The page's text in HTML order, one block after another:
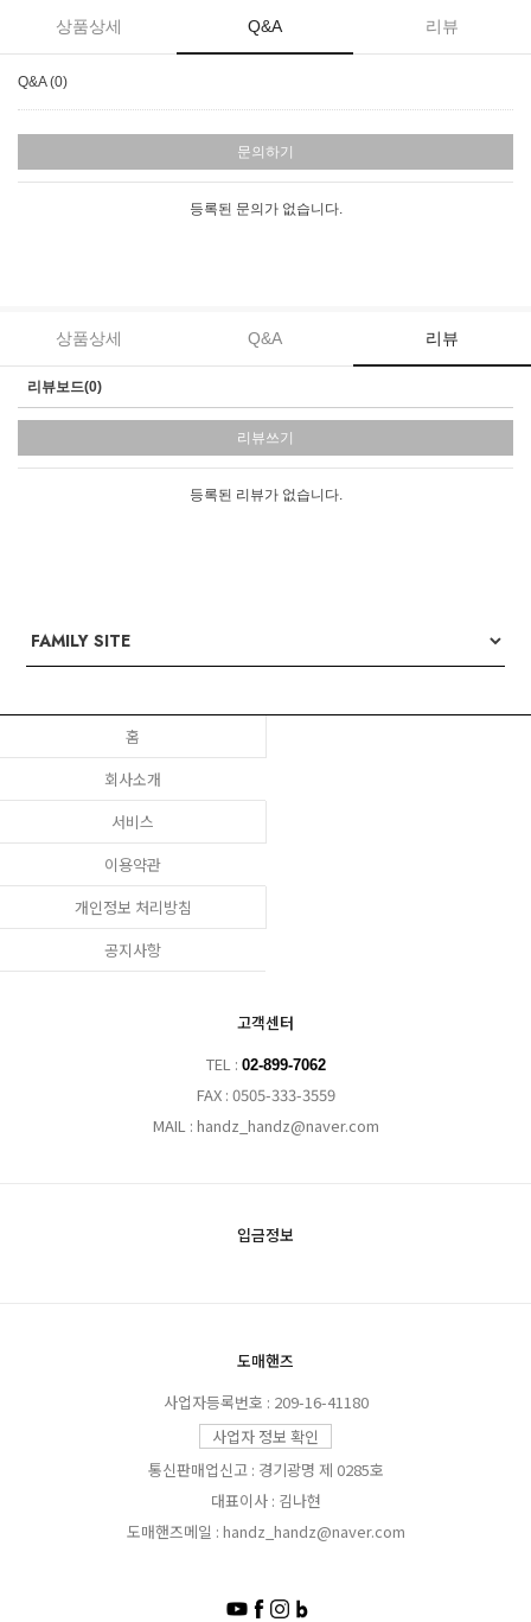
상품상세 Q&A 리뷰
Q&A (0)
문의하기
등록된 문의가 없습니다.
상품상세 Q&A 리뷰
리뷰보드(0)
리뷰쓰기
등록된 리뷰가 없습니다.
홈
회사소개
서비스
이용약관
개인정보 처리방침
공지사항
고객센터
TEL : 02-899-7062
FAX : 0505-333-3559
MAIL : handz_handz@naver.com
입금정보
도매핸즈
사업자등록번호 : 209-16-41180
사업자 정보 확인
통신판매업신고 : 경기광명 제 0285호
대표이사 : 김나현
도매핸즈메일 : handz_handz@naver.com